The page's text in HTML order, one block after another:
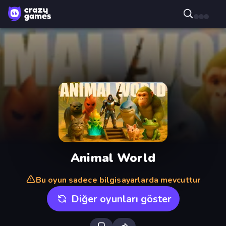
Animal World
Bu oyun sadece bilgisayarlarda mevcuttur
Diğer oyunları göster